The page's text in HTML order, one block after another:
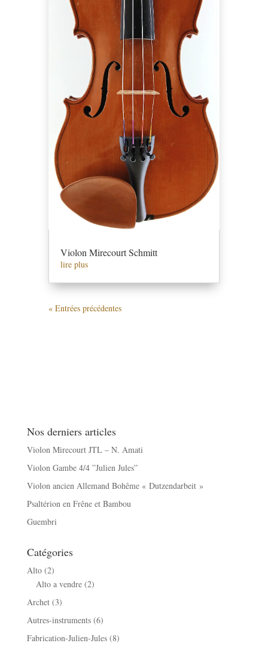
Violon Mirecourt Schmitt
lire plus
« Entrées précédentes
Nos derniers articles
Violon Mirecourt JTL – N. Amati
Violon Gambe 4/4 ”Julien Jules”
Violon ancien Allemand Bohême « Dutzendarbeit »
Psaltérion en Frêne et Bambou
Guembri
Catégories
Alto(2)
Alto a vendre(2)
Archet(3)
Autres-instruments(6)
Fabrication-Julien-Jules(8)